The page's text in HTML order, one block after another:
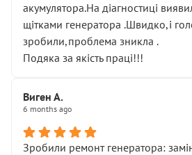
акумулятора.На діагностиці
щітками генератора .Швидко,і
зробили,проблема зникла .
Подяка за якість праці!!!
Виген А.
6 months ago
Зробили ремонт генератора: